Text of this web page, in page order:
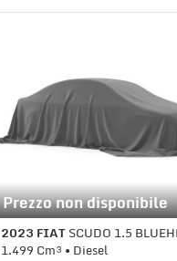
1 Km • Cambio Manuale •
Prezzo non disponibile
2023 FIATSCUDO 1.5 BLUEHDI
1.499 Cm³ • Diesel